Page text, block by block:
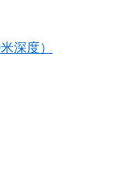
深度）